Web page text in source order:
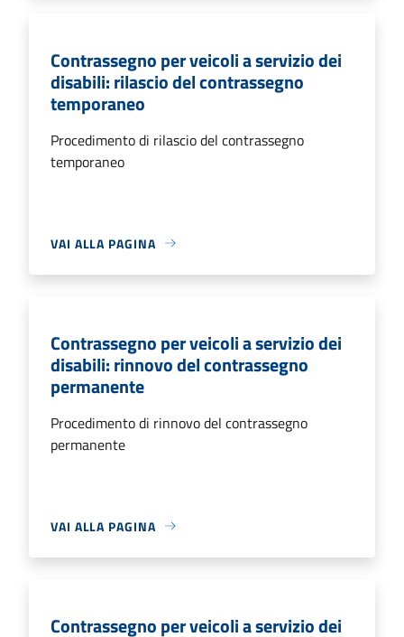
Contrassegno per veicoli a servizio dei
disabili: rilascio del contrassegno
temporaneo
Procedimento di rilascio del contrassegno
temporaneo
VAI ALLA PAGINA
Contrassegno per veicoli a servizio dei
disabili: rinnovo del contrassegno
permanente
Procedimento di rinnovo del contrassegno
permanente
VAI ALLA PAGINA
Contrassegno per veicoli a servizio dei